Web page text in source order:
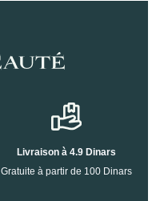
Livraison à 4.9 Dinars
Gratuite à partir de 100 Dinars